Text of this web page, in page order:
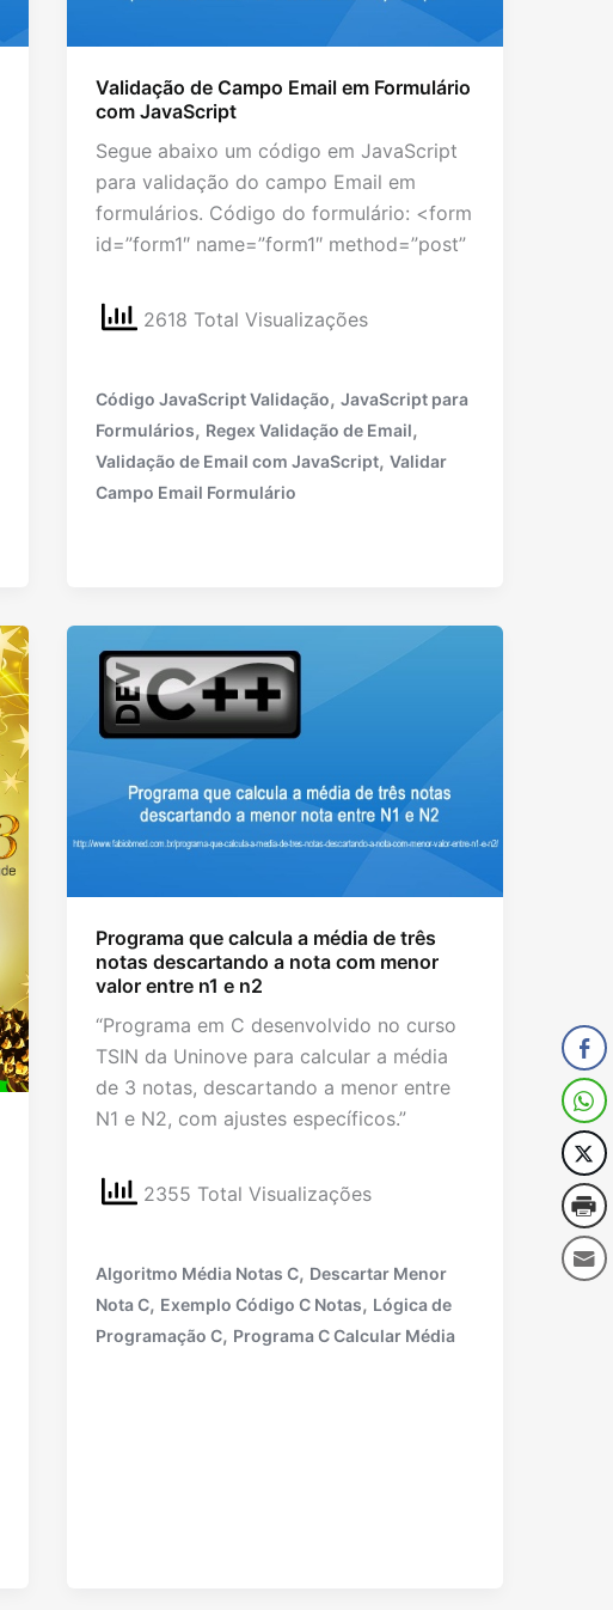
Validação de Campo Email em Formulário
com JavaScript
Segue abaixo um código em JavaScript
para validação do campo Email em
formulários. Código do formulário: <form
id=”form1″ name=”form1″ method=”post”
2618 Total Visualizações
Código JavaScript Validação, JavaScript para
Formulários, Regex Validação de Email,
Validação de Email com JavaScript, Validar
Campo Email Formulário
Programa que calcula a média de três
notas descartando a nota com menor
valor entre n1 e n2
“Programa em C desenvolvido no curso
TSIN da Uninove para calcular a média
de 3 notas, descartando a menor entre
N1 e N2, com ajustes específicos.”
2355 Total Visualizações
Algoritmo Média Notas C, Descartar Menor
Nota C, Exemplo Código C Notas, Lógica de
Programação C, Programa C Calcular Média